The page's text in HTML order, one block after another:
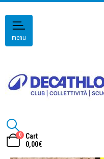
menu
0
Cart
0,00€